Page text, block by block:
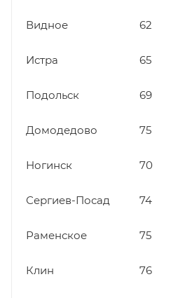
Видное 62
Истра 65
Подольск 69
Домодедово 75
Ногинск 70
Сергиев-Посад 74
Раменское 75
Клин 76